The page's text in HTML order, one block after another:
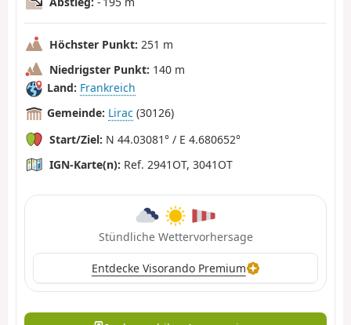
Höchster Punkt: 251 m
Niedrigster Punkt: 140 m
Land: Frankreich
Gemeinde: Lirac (30126)
Start/Ziel: N 44.03081° / E 4.680652°
IGN-Karte(n): Ref. 2941OT, 3041OT
Stündliche Wettervorhersage
Entdecke Visorando Premium